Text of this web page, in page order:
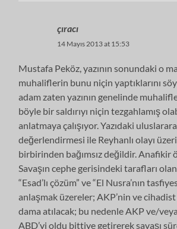
çıracı
14 Mayıs 2013 at 15:53
Mustafa Peköz, yazının sonundaki o
muhaliflerin bunu niçin yaptıklarını
adam zaten yazının genelinde
böyle bir saldırıyı niçin tezgahlamış
anlatmaya çalışıyor. Yazıdaki
değerlendirmesi ile Reyhanlı olayı
birbirinden bağımsız değildir. Anafikir
Savaşın cephe gerisindeki tarafları
“Esad’lı çözüm” ve “El Nusra’nın
anlaşmak üzereler; AKP’nin ve
dama atılacak; bu nedenle AKP ve/
ABD’yi oldu bittiye getirerek savaşı